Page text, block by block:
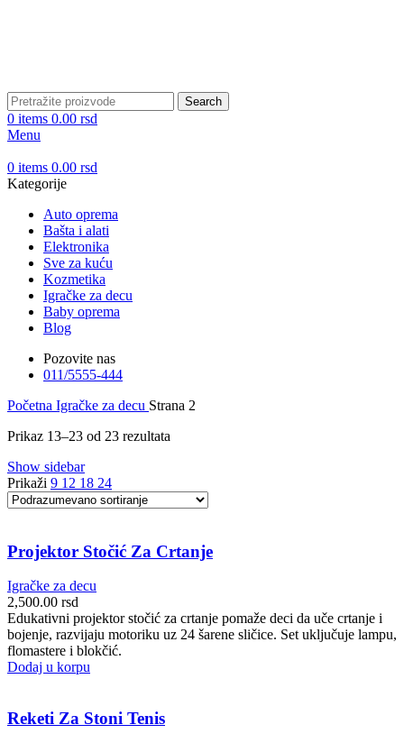
Search
0 items 0.00 rsd
Menu
0 items 0.00 rsd
Kategorije
Auto oprema
Bašta i alati
Elektronika
Sve za kuću
Kozmetika
Igračke za decu
Baby oprema
Blog
Pozovite nas
011/5555-444
Početna Igračke za decu Strana 2
Prikaz 13–23 od 23 rezultata
Show sidebar
Prikaži 9 12 18 24
Projektor Stočić Za Crtanje
Igračke za decu
2,500.00 rsd
Edukativni projektor stočić za crtanje pomaže deci da uče crtanje i
bojenje, razvijaju motoriku uz 24 šarene sličice. Set uključuje lampu,
flomastere i blokčić.
Dodaj u korpu
Reketi Za Stoni Tenis